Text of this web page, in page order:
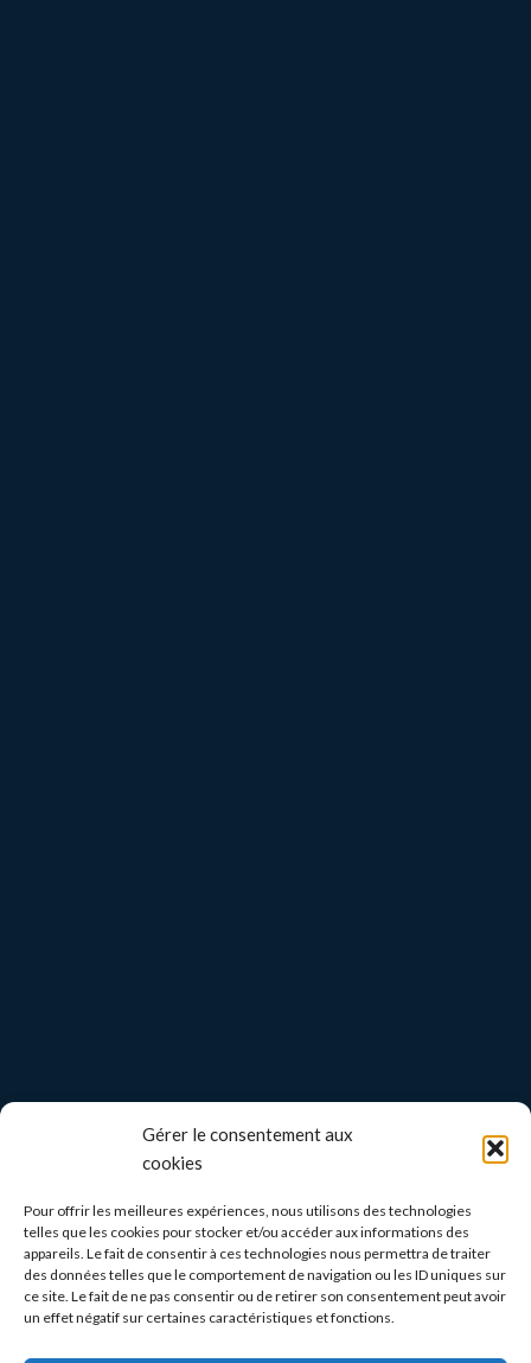
Gérer le consentement aux
cookies
Pour offrir les meilleures expériences, nous utilisons des technologies
telles que les cookies pour stocker et/ou accéder aux informations des
appareils. Le fait de consentir à ces technologies nous permettra de traiter
des données telles que le comportement de navigation ou les ID uniques sur
ce site. Le fait de ne pas consentir ou de retirer son consentement peut avoir
un effet négatif sur certaines caractéristiques et fonctions.